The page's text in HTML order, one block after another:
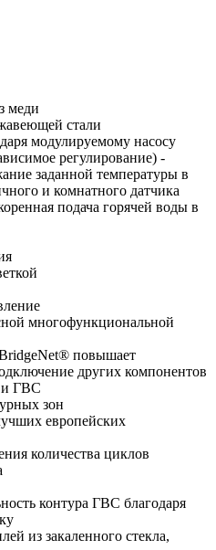
меди
стали
модулируемому насосу
регулирование) -
заданной температуры в
и комнатного датчика
подача горячей воды в
многофункциональной
повышает
других компонентов
и ГВС
зон
европейских
количества циклов
контура ГВС благодаря
из закаленного стекла,